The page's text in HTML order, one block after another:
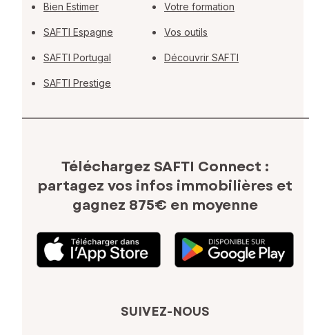
Bien Estimer
SAFTI Espagne
SAFTI Portugal
SAFTI Prestige
Votre formation
Vos outils
Découvrir SAFTI
Téléchargez SAFTI Connect :
partagez vos infos immobilières et
gagnez 875€ en moyenne
SUIVEZ-NOUS